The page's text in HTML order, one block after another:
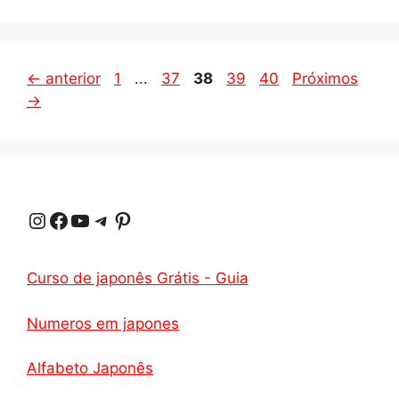
← anterior Página
1 ... Página
37 Página
38 Página
39 Página
40
Próximos
→
Instagram Facebook Youtube Telegrama Pinterest
Curso de japonês Grátis - Guia
Numeros em japones
Alfabeto Japonês